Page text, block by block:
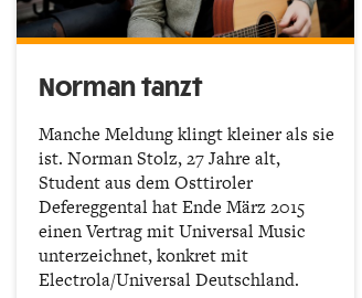
Norman tanzt
Manche Meldung klingt kleiner als sie
ist. Norman Stolz, 27 Jahre alt,
Student aus dem Osttiroler
Defereggental hat Ende März 2015
einen Vertrag mit Universal Music
unterzeichnet, konkret mit
Electrola/Universal Deutschland.